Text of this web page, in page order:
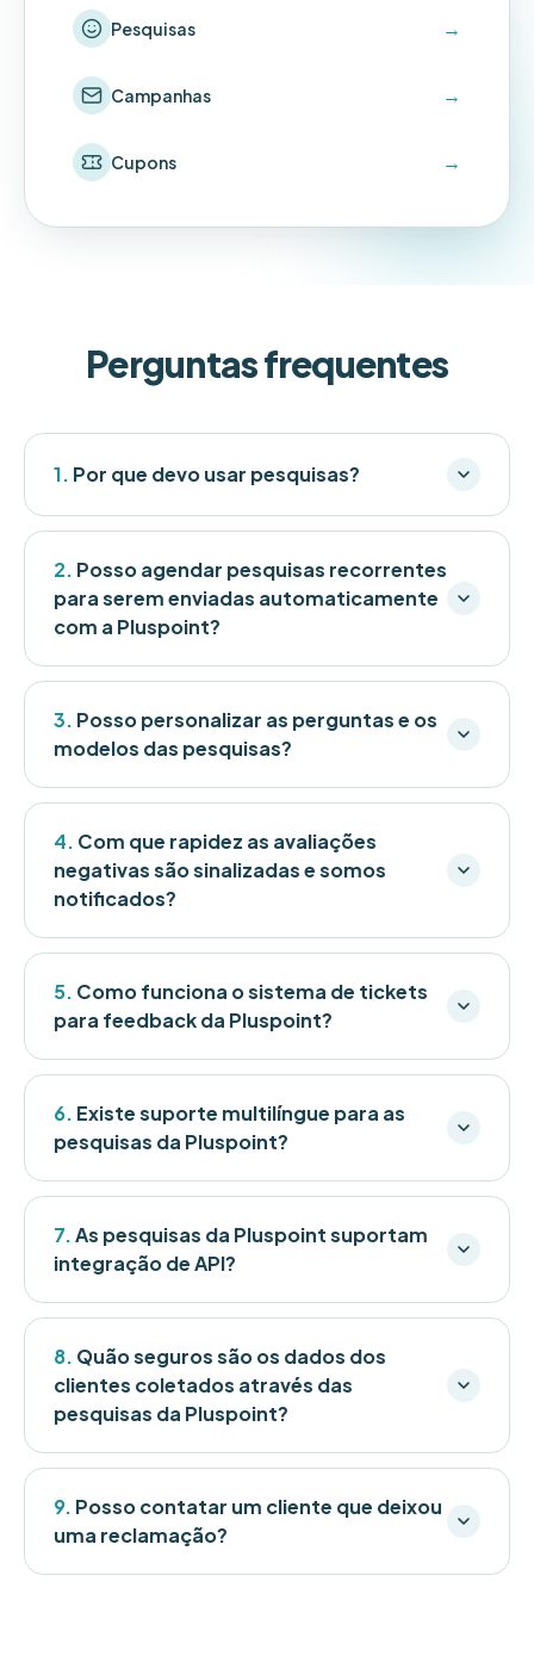
Pesquisas →
Campanhas →
Cupons →
Perguntas frequentes
1. Por que devo usar pesquisas?
2. Posso agendar pesquisas recorrentes
para serem enviadas automaticamente
com a Pluspoint?
3. Posso personalizar as perguntas e os
modelos das pesquisas?
4. Com que rapidez as avaliações
negativas são sinalizadas e somos
notificados?
5. Como funciona o sistema de tickets
para feedback da Pluspoint?
6. Existe suporte multilíngue para as
pesquisas da Pluspoint?
7.As pesquisas da Pluspoint suportam
integração de API?
8. Quão seguros são os dados dos
clientes coletados através das
pesquisas da Pluspoint?
9. Posso contatar um cliente que deixou
uma reclamação?